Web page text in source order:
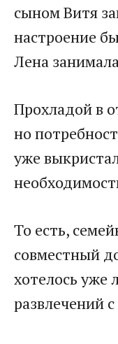
сыном Витя
настроение
Лена
Прохладой в
но
уже
То есть,
совместный
хотелось уже
развлечений